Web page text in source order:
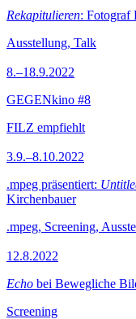
Rekapitulieren: Fotograf
Ausstellung, Talk
8.–18.9.2022
GEGENkino #8
FILZ empfiehlt
3.9.–8.10.2022
.mpeg präsentiert:
Kirchenbauer
.mpeg, Screening,
12.8.2022
Echo bei Bewegliche
Screening